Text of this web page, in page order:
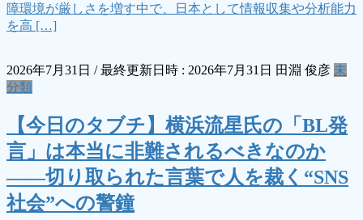
障環境が厳しさを増す中で、日本として情報収集や分析能力
を高 […]
2026年7月31日 / 最終更新日時 : 2026年7月31日 田淵 俊彦 未
分類
【今日のタブチ】横浜流星氏の「BL発
言」は本当に非難されるべきなのか
――切り取られた言葉で人を裁く“SNS
社会”への警鐘